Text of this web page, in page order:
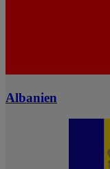
Albanien